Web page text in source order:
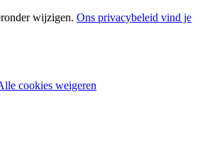
wijzigen. Ons privacybeleid vind je
cookies weigeren